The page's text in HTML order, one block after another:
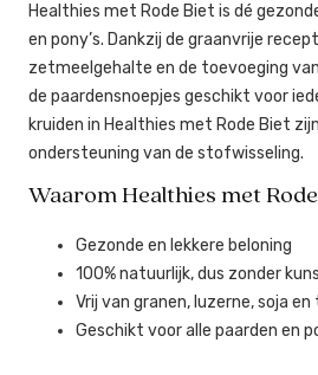
Healthies met Rode Biet is dé
en pony’s. Dankzij de graanvrije
zetmeelgehalte en de toevoeging
de paardensnoepjes geschikt voor
kruiden in Healthies met Rode Biet
ondersteuning van de stofwisseling.
Waarom Healthies met
Gezonde en lekkere beloning
100% natuurlijk, dus zonder
Vrij van granen, luzerne, soja
Geschikt voor alle paarden en